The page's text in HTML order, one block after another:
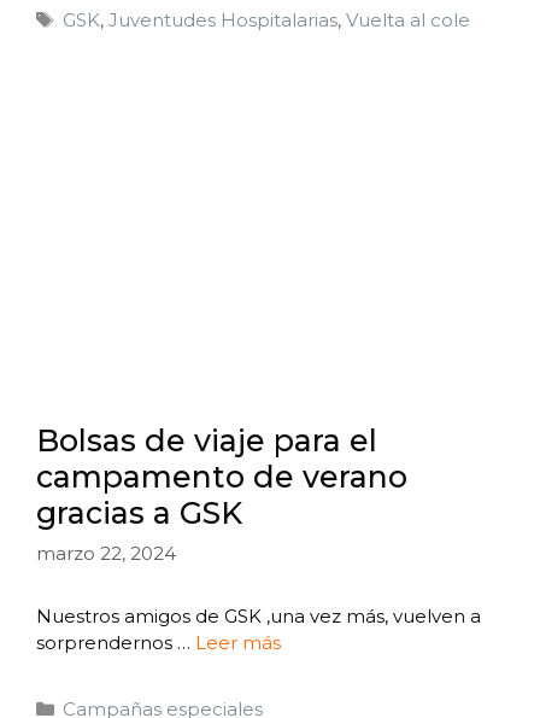
GSK, Juventudes Hospitalarias, Vuelta al cole
Bolsas de viaje para el
campamento de verano
gracias a GSK
marzo 22, 2024
Nuestros amigos de GSK ,una vez más, vuelven a
sorprendernos … Leer más
Campañas especiales